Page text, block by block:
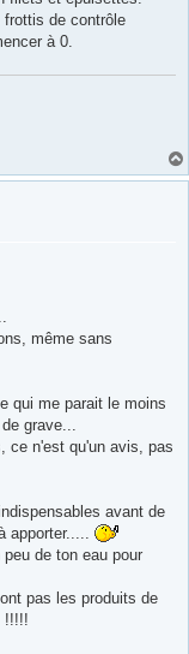
de contrôle
à 0.
même sans
qui me parait le moins
grave...
ce n'est qu'un avis, pas
avant de
apporter.....
de ton eau pour
pas les produits de
!!!!!